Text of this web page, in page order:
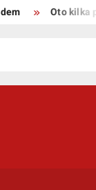
Oto kilka